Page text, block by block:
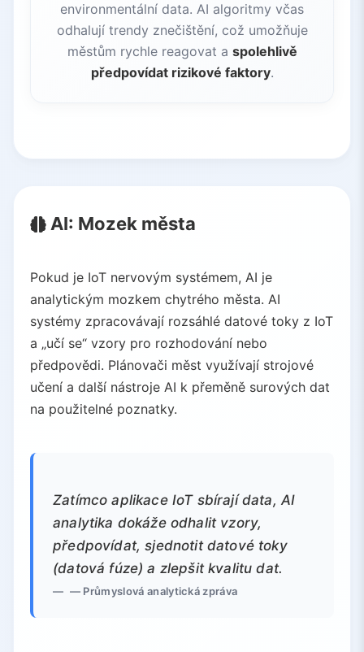
environmentální data. AI algoritmy včas
odhalují trendy znečištění, což umožňuje
městům rychle reagovat a spolehlivě
předpovídat rizikové faktory.
AI: Mozek města
Pokud je IoT nervovým systémem, AI je
analytickým mozkem chytrého města. AI
systémy zpracovávají rozsáhlé datové toky z IoT
a „učí se“ vzory pro rozhodování nebo
předpovědi. Plánovači měst využívají strojové
učení a další nástroje AI k přeměně surových dat
na použitelné poznatky.
Zatímco aplikace IoT sbírají data, AI
analytika dokáže odhalit vzory,
předpovídat, sjednotit datové toky
(datová fúze) a zlepšit kvalitu dat.
— Průmyslová analytická zpráva